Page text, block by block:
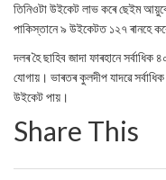
তিনিওটা উইকেট লাভ কৰে ছেইম
পাকিস্তানে ৯ উইকেটত ১২৭ ৰানহে
দলৰ হৈ ছাহিব জাদা ফাৰহানে
যোগায়। ভাৰতৰ কুলদীপ যাদৱে
উইকেট পায়।
Share This